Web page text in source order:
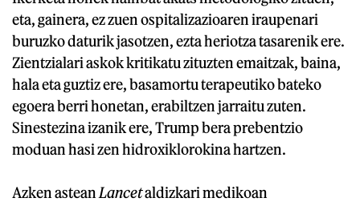
eta, gainera, ez zuen ospitalizazioaren iraupenari
buruzko daturik jasotzen, ezta heriotza tasarenik ere.
Zientzialari askok kritikatu zituzten emaitzak, baina,
hala eta guztiz ere, basamortu terapeutiko bateko
egoera berri honetan, erabiltzen jarraitu zuten.
Sinestezina izanik ere, Trump bera prebentzio
moduan hasi zen hidroxiklorokina hartzen.
Azken astean Lancetaldizkari medikoan